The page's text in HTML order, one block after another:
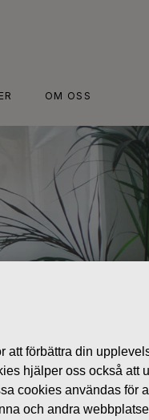
OM OSS
FISKARS OYJ ABP:S
att förbättra din
hjälper oss också att
cookies användas för
och andra